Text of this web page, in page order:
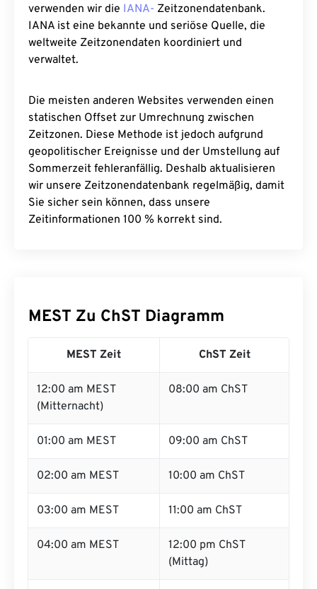
verwenden wir die IANA- Zeitzonendatenbank.
IANA ist eine bekannte und seriöse Quelle, die
weltweite Zeitzonendaten koordiniert und
verwaltet.
Die meisten anderen Websites verwenden einen
statischen Offset zur Umrechnung zwischen
Zeitzonen. Diese Methode ist jedoch aufgrund
geopolitischer Ereignisse und der Umstellung auf
Sommerzeit fehleranfällig. Deshalb aktualisieren
wir unsere Zeitzonendatenbank regelmäßig, damit
Sie sicher sein können, dass unsere
Zeitinformationen 100 % korrekt sind.
MEST Zu ChST Diagramm
MEST Zeit ChST Zeit
12:00 am MEST
(Mitternacht)
08:00 am ChST
01:00 am MEST 09:00 am ChST
02:00 am MEST 10:00 am ChST
03:00 am MEST 11:00 am ChST
04:00 am MEST
12:00 pm ChST
(Mittag)